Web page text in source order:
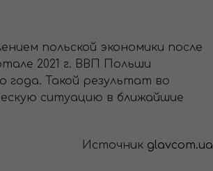
польской экономики после
2021 г. ВВП Польши
года. Такой результат во
ситуацию в ближайшие
Источник glavcom.ua